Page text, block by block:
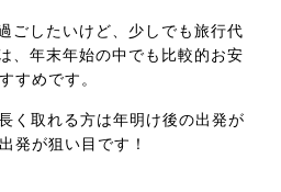
ごしたいけど、少しでも旅行代
、年末年始の中でも比較的お安
すめです。
く取れる方は年明け後の出発が
発が狙い目です！